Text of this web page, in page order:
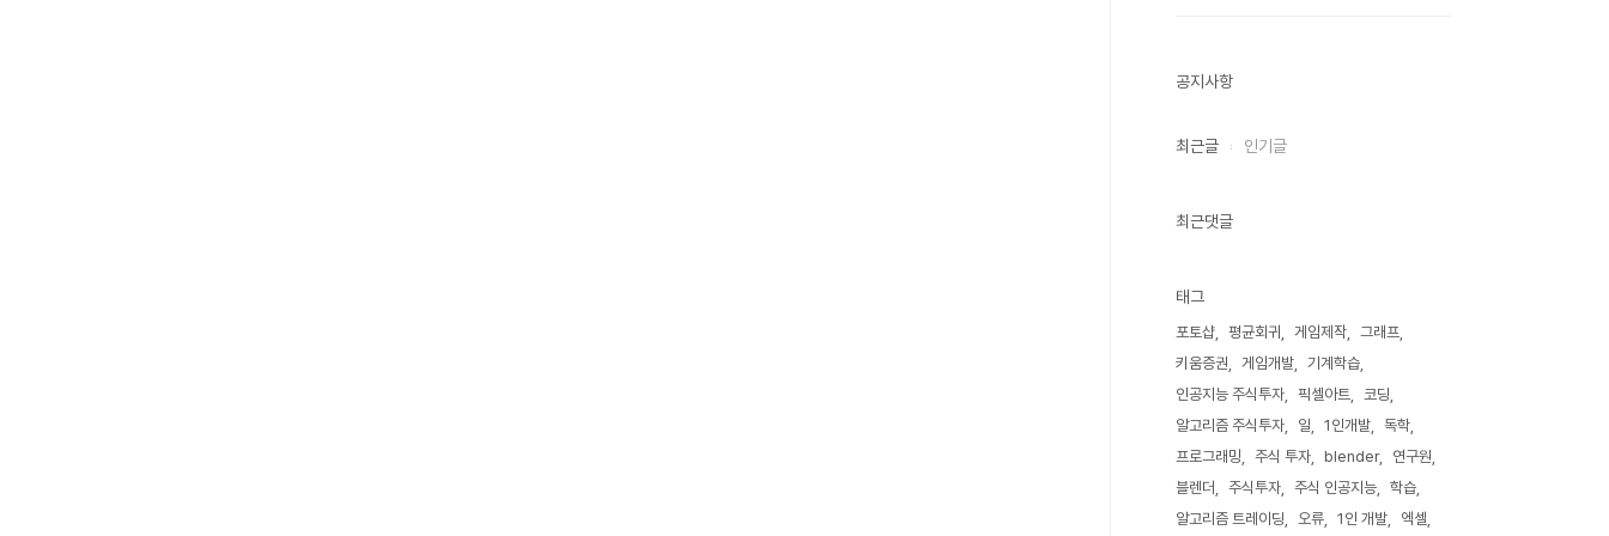
공지사항
최근글 인기글
최근댓글
태그
포토샵 평균회귀 게임제작
그래프
키움증권
게임개발
기계학습
인공지능 주식투자
픽셀아트
코딩
알고리즘 주식투자
일 1인개발
독학
프로그래밍
주식 투자 blender
연구원
블렌더
주식투자 주식 인공지능
학습
알고리즘 트레이딩
오류 1인 개발 엑셀